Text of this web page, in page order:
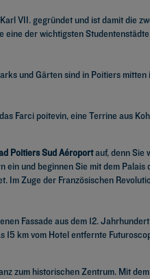
VII. gegründet und ist damit die
der wichtigsten
und Gärten sind in Poitiers
Farci poitevin, eine Terrine aus
Poitiers Sud Aéroportauf, denn Sie
und beginnen Sie mit dem
Im Zuge der Französischen
Fassade aus dem 12.
km vom Hotel entfernte
zum historischen Zentrum. Mit